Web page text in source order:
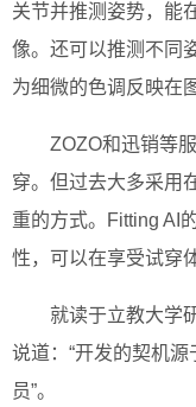
关节并推测姿势，能
像。还可以推测不同
为细微的色调反映在
ZOZO和迅销等
穿。但过去大多采用
重的方式。Fitting AI
性，可以在享受试穿
就读于立教大学
说道：“开发的契机
员”。